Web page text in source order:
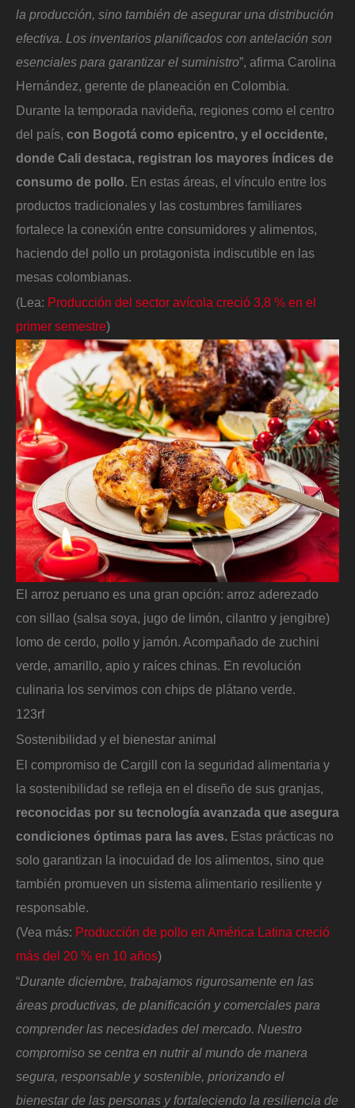
la producción, sino también de asegurar una distribución
efectiva. Los inventarios planificados con antelación son
esenciales para garantizar el suministro”, afirma Carolina
Hernández, gerente de planeación en Colombia.
Durante la temporada navideña, regiones como el centro
del país, con Bogotá como epicentro, y el occidente,
donde Cali destaca, registran los mayores índices de
consumo de pollo. En estas áreas, el vínculo entre los
productos tradicionales y las costumbres familiares
fortalece la conexión entre consumidores y alimentos,
haciendo del pollo un protagonista indiscutible en las
mesas colombianas.
(Lea: Producción del sector avícola creció 3,8 % en el
primer semestre)
El arroz peruano es una gran opción: arroz aderezado
con sillao (salsa soya, jugo de limón, cilantro y jengibre)
lomo de cerdo, pollo y jamón. Acompañado de zuchini
verde, amarillo, apio y raíces chinas. En revolución
culinaria los servimos con chips de plátano verde.
123rf
Sostenibilidad y el bienestar animal
El compromiso de Cargill con la seguridad alimentaria y
la sostenibilidad se refleja en el diseño de sus granjas,
reconocidas por su tecnología avanzada que asegura
condiciones óptimas para las aves. Estas prácticas no
solo garantizan la inocuidad de los alimentos, sino que
también promueven un sistema alimentario resiliente y
responsable.
(Vea más: Producción de pollo en América Latina creció
más del 20 % en 10 años)
“Durante diciembre, trabajamos rigurosamente en las
áreas productivas, de planificación y comerciales para
comprender las necesidades del mercado. Nuestro
compromiso se centra en nutrir al mundo de manera
segura, responsable y sostenible, priorizando el
bienestar de las personas y fortaleciendo la resiliencia de